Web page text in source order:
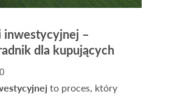
inwestycyjnej –
dla kupujących
to proces, który